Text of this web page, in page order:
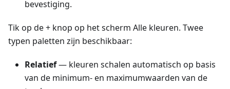
bevestiging.
Tik op de + knop op het scherm Alle kleuren. Twee
typen paletten zijn beschikbaar:
Relatief— kleuren schalen automatisch op basis
van de minimum- en maximumwaarden van de